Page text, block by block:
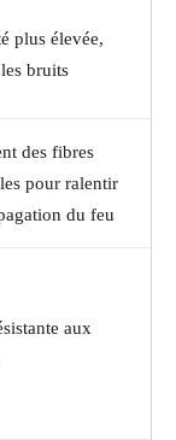
plus élevée,
bruits
des fibres
pour ralentir
du feu
aux